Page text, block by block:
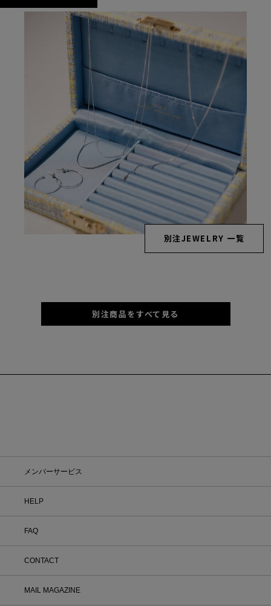
別注JEWELRY 一覧
別注商品をすべて見る
メンバーサービス
HELP
FAQ
CONTACT
MAIL MAGAZINE